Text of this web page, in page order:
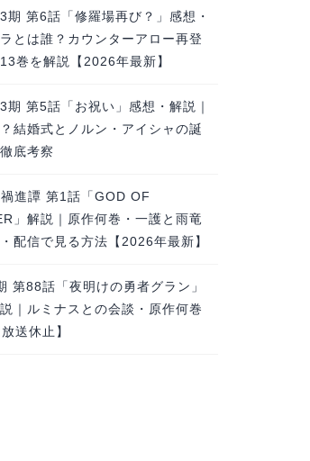
期 第6話「修羅場再び？」感想・
とは誰？カウンターアロー再登
巻を解説【2026年最新】
期 第5話「お祝い」感想・解説｜
結婚式とノルン・アイシャの誕
底考察
進譚 第1話「GOD OF
」解説｜原作何巻・一護と雨竜
配信で見る方法【2026年最新】
第88話「夜明けの勇者グラン」
｜ルミナスとの会談・原作何巻
送休止】